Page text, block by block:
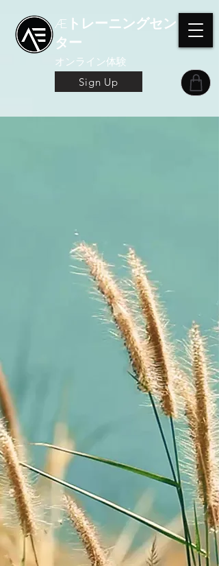
Æトレーニングセン
ター
オンライン体験
Sign Up